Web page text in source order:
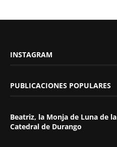
INSTAGRAM
PUBLICACIONES POPULARES
Beatriz, la Monja de Luna de la
Catedral de Durango